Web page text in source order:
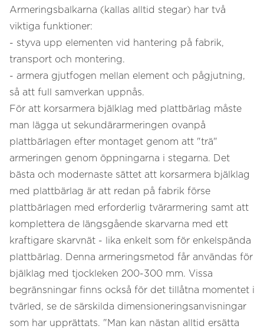
Armeringsbalkarna (kallas alltid stegar) har två
viktiga funktioner:
- styva upp elementen vid hantering på fabrik,
transport och montering.
- armera gjutfogen mellan element och pågjutning,
så att full samverkan uppnås.
För att korsarmera bjälklag med plattbärlag måste
man lägga ut sekundärarmeringen ovanpå
plattbärlagen efter montaget genom att "trä"
armeringen genom öppningarna i stegarna. Det
bästa och modernaste sättet att korsarmera bjälklag
med plattbärlag är att redan på fabrik förse
plattbärlagen med erforderlig tvärarmering samt att
komplettera de längsgående skarvarna med ett
kraftigare skarvnät - lika enkelt som för enkelspända
plattbärlag. Denna armeringsmetod får användas för
bjälklag med tjockleken 200-300 mm. Vissa
begränsningar finns också för det tillåtna momentet i
tvärled, se de särskilda dimensioneringsanvisningar
som har upprättats. "Man kan nästan alltid ersätta